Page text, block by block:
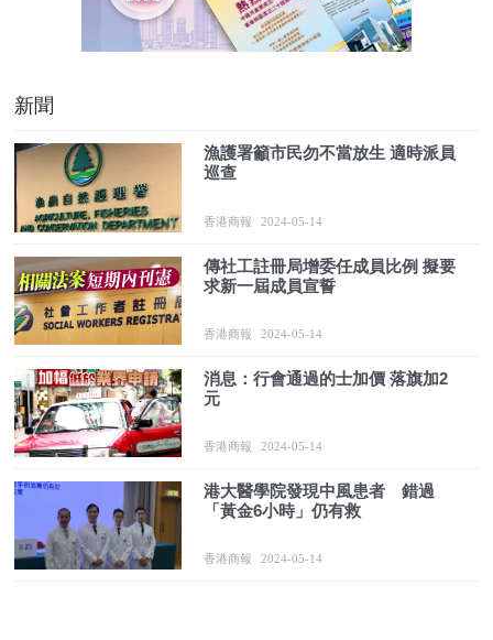
新聞
漁護署籲市民勿不當放生 適時派員
巡查
香港商報 2024-05-14
傳社工註冊局增委任成員比例 擬要
求新一屆成員宣誓
香港商報 2024-05-14
消息：行會通過的士加價 落旗加2
元
香港商報 2024-05-14
港大醫學院發現中風患者 錯過
「黃金6小時」仍有救
香港商報 2024-05-14